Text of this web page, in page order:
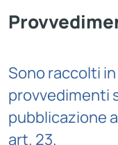
Sono raccolti
provvedimenti
pubblicazione
art. 23.